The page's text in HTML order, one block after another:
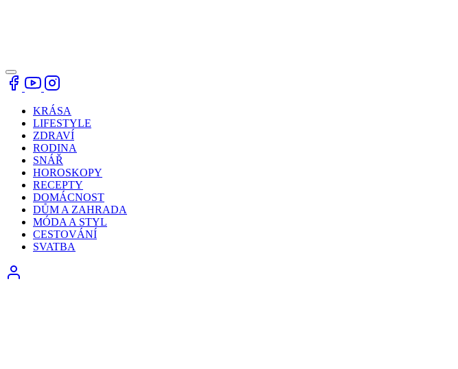
KRÁSA
LIFESTYLE
ZDRAVÍ
RODINA
SNÁŘ
HOROSKOPY
RECEPTY
DOMÁCNOST
DŮM A ZAHRADA
MÓDA A STYL
CESTOVÁNÍ
SVATBA